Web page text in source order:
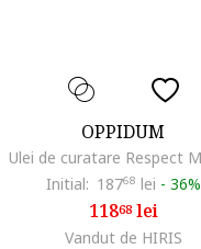
OPPIDUM
Initial: 18768 lei - 36%
11868lei
Vandut de HIRIS